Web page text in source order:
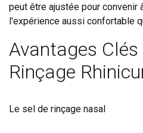
peut être ajustée pour convenir
l'expérience aussi confortable
Avantages Clés
Rinçage
Le sel de rinçage nasal